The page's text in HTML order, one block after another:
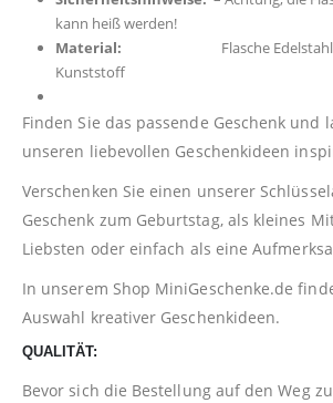
kann heiß werden!
Material: Flasche Edelstahl
Kunststoff
Finden Sie das passende Geschenk und
unseren liebevollen Geschenkideen
Verschenken Sie einen unserer
Geschenk zum Geburtstag, als kleines
Liebsten oder einfach als eine
In unserem Shop MiniGeschenke.de
Auswahl kreativer Geschenkideen.
QUALITÄT:
Bevor sich die Bestellung auf den Weg